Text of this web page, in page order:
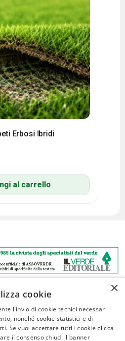
Erbosi Ibridi
al carrello
×
cookie
l'invio di cookie tecnici necessari
nonché cookie statistici e di
Se vuoi accettare tutti i cookie clicca
il consenso chiudi il banner